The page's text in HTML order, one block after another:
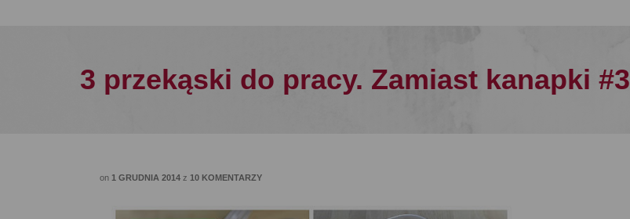
3 przekąski do pracy. Zamiast kanapki #3
on 1 GRUDNIA 2014 z 10 KOMENTARZY